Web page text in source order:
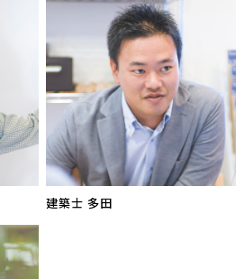
建築士 多田